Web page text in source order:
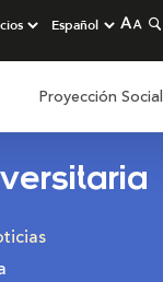
Proyección Social